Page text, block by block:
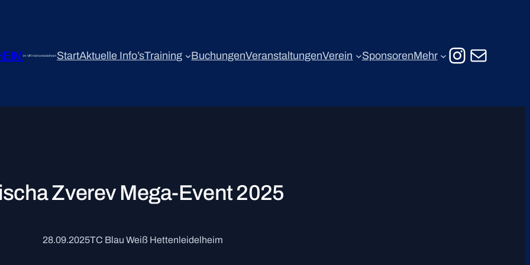
im VfR HettenleidelheimStartAktuelle Info’sTraining BuchungenVeranstaltungenVerein SponsorenMehr E-Mail
Zverev Mega-Event 2025
28.09.2025TC Blau Weiß Hettenleidelheim